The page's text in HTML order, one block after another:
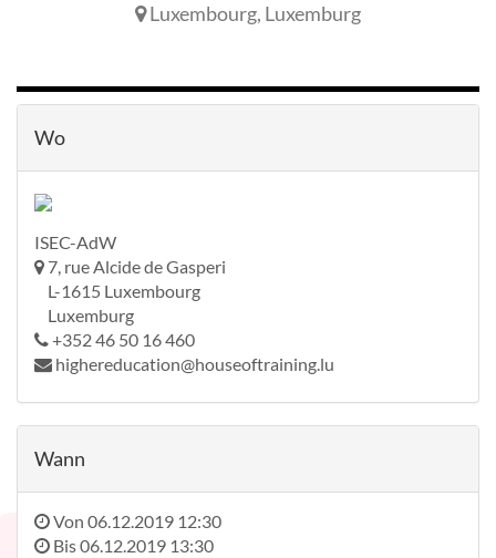
Luxembourg, Luxemburg
Wo
ISEC-AdW
7, rue Alcide de Gasperi
L-1615 Luxembourg
Luxemburg
+352 46 50 16 460
highereducation@houseoftraining.lu
Wann
Von 06.12.2019 12:30
Bis06.12.2019 13:30